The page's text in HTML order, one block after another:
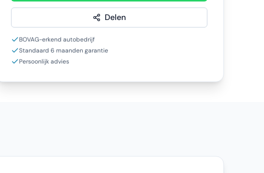
Delen
BOVAG-erkend autobedrijf
Standaard 6 maanden garantie
Persoonlijk advies